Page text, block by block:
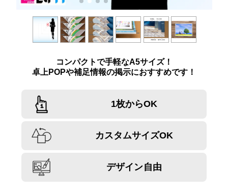
コンパクトで手軽なA5サイズ！
卓上POPや補足情報の掲示におすすめです！
1枚からOK
カスタムサイズOK
デザイン自由